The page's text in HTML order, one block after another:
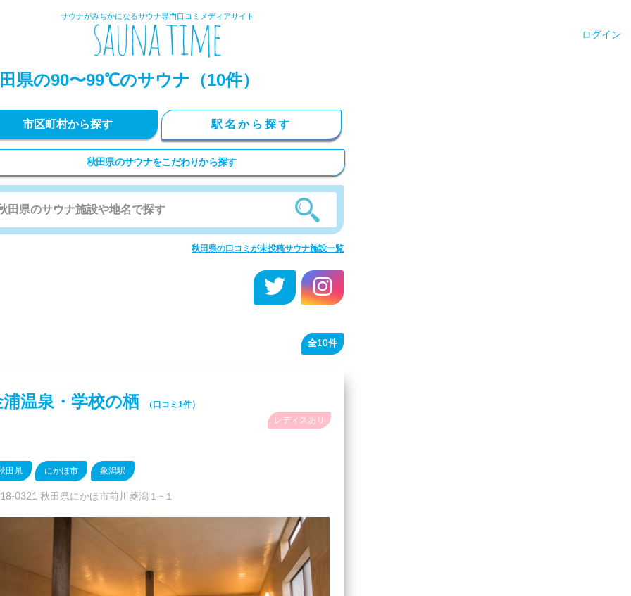
サウナがみぢかになるサウナ専門口コミメディアサイト
ログイン
県の90〜99℃のサウナ（10件）
市区町村から探す 駅名から探す
秋田県のサウナをこだわりから探す
秋田県の口コミが未投稿サウナ施設一覧
全10件
浦温泉・学校の栖 （口コミ1件）
レディスあり
田県 にかほ市 象潟駅
0321 秋田県にかほ市前川菱潟１−１